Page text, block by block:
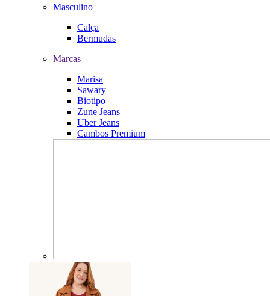
Masculino
Calça
Bermudas
Marcas
Marisa
Sawary
Biotipo
Zune Jeans
Uber Jeans
Cambos Premium